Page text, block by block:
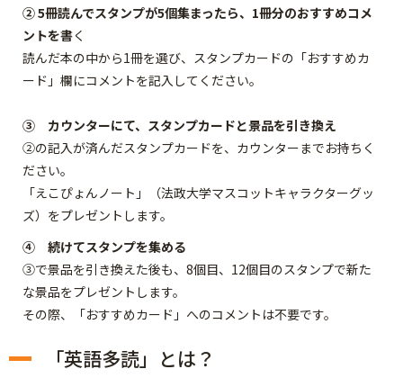
② 5冊読んでスタンプが5個集まったら、1冊分のおすすめコメ
ントを書く
読んだ本の中から1冊を選び、スタンプカードの「おすすめカ
ード」欄にコメントを記入してください。
③ カウンターにて、スタンプカードと景品を引き換え
②の記入が済んだスタンプカードを、カウンターまでお持ちく
ださい。
「えこぴょんノート」（法政大学マスコットキャラクターグッ
ズ）をプレゼントします。
④ 続けてスタンプを集める
③で景品を引き換えた後も、8個目、12個目のスタンプで新た
な景品をプレゼントします。
その際、「おすすめカード」へのコメントは不要です。
「英語多読」とは？